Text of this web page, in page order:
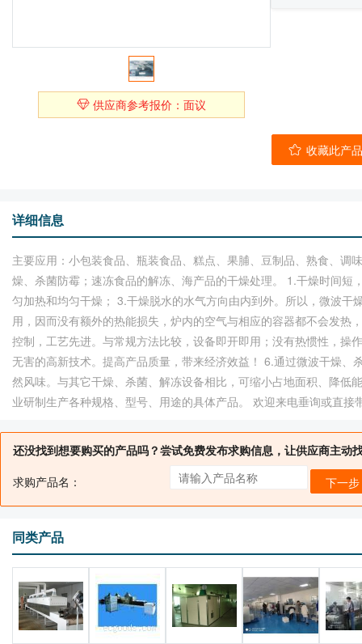
供应商参考报价：面议
收藏此产品
详细信息
主要应用：小包装食品、瓶装食品、糕点、果脯、豆制品、熟食、
燥、杀菌防霉；速冻食品的解冻、海产品的干燥处理。 1.干燥时间
匀加热和均匀干燥； 3.干燥脱水的水气方向由内到外。所以，微波
用，因而没有额外的热能损失，炉内的空气与相应的容器都不会发
控制，工艺先进。与常规方法比较，设备即开即用；没有热惯性，
无害的高新技术。提高产品质量，带来经济效益！ 6.通过微波干燥
然风味。与其它干燥、杀菌、解冻设备相比，可缩小占地面积、降低
业研制生产各种规格、型号、用途的具体产品。 欢迎来电垂询或直
还没找到想要购买的产品吗？尝试免费发布求购信息，让供应商主动
求购产品名：
下一步
同类产品